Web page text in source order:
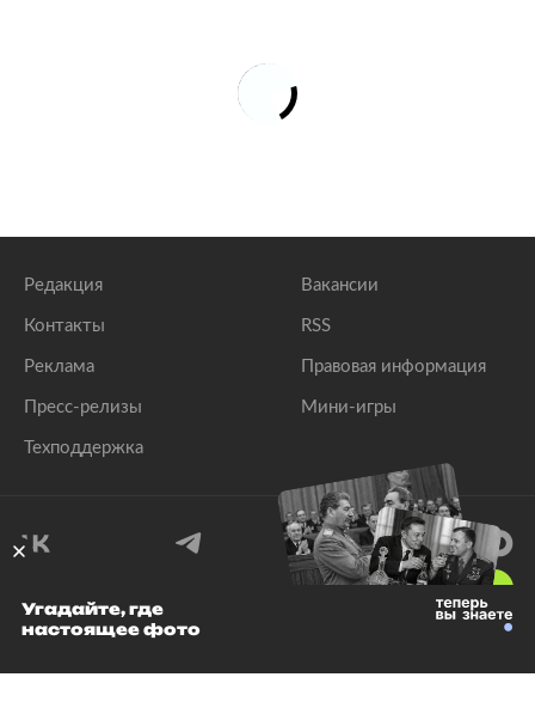
Редакция
Контакты
Реклама
Пресс-релизы
Техподдержка
Вакансии
RSS
Правовая информация
Мини-игры
© 1999–2026 Все права защищены.
Угадайте, где
настоящее фото